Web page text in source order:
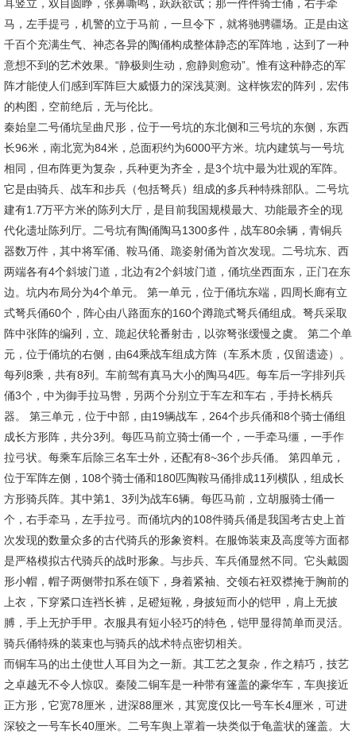
耳竖立，双目圆睁，张鼻嘶鸣，跃跃欲试；那一件件骑士俑，右手牵
马，左手提弓，机警的立于马前，一旦令下，就将驰骋疆场。正是由这
千百个充满生气、神态各异的陶俑构成整体静态的军阵地，达到了一种
意想不到的艺术效果。“静极则生动，愈静则愈动”。惟有这种静态的军
阵才能使人们感到军阵巨大威慑力的深浅莫测。这样恢宏的阵列，宏伟
的构图，空前绝后，无与伦比。
秦始皇二号俑坑呈曲尺形，位于一号坑的东北侧和三号坑的东侧，东西
长96米，南北宽为84米，总面积约为6000平方米。坑内建筑与一号坑
相同，但布阵更为复杂，兵种更为齐全，是3个坑中最为壮观的军阵。
它是由骑兵、战车和步兵（包括弩兵）组成的多兵种特殊部队。二号坑
建有1.7万平方米的陈列大厅，是目前我国规模最大、功能最齐全的现
代化遗址陈列厅。二号坑有陶俑陶马1300多件，战车80余辆，青铜兵
器数万件，其中将军俑、鞍马俑、跪姿射俑为首次发现。二号坑东、西
两端各有4个斜坡门道，北边有2个斜坡门道，俑坑坐西面东，正门在东
边。坑内布局分为4个单元。 第一单元，位于俑坑东端，四周长廊有立
式弩兵俑60个，阵心由八路面东的160个蹲跪式弩兵俑组成。弩兵采取
阵中张阵的编列，立、跪起伏轮番射击，以弥弩张缓慢之虞。 第二个单
元，位于俑坑的右侧，由64乘战车组成方阵（车系木质，仅留遗迹）。
每列8乘，共有8列。车前驾有真马大小的陶马4匹。每车后一字排列兵
俑3个，中为御手拉马辔，另两个分别立于车左和车右，手持长柄兵
器。 第三单元，位于中部，由19辆战车，264个步兵俑和8个骑士俑组
成长方形阵，共分3列。每匹马前立骑士俑一个，一手牵马缰，一手作
拉弓状。每乘车后除三名车士外，还配有8~36个步兵俑。 第四单元，
位于军阵左侧，108个骑士俑和180匹陶鞍马俑排成11列横队，组成长
方形骑兵阵。其中第1、3列为战车6辆。每匹马前，立胡服骑士俑一
个，右手牵马，左手拉弓。而俑坑内的108件骑兵俑是我国考古史上首
次发现的数量众多的古代骑兵的形象资料。在服饰装束及高度等方面都
是严格模拟古代骑兵的战时形象。与步兵、车兵俑显然不同。它头戴圆
形小帽，帽子两侧带扣系在颌下，身着紧袖、交领右衽双襟掩于胸前的
上衣，下穿紧口连裆长裤，足磴短靴，身披短而小的铠甲，肩上无披
膊，手上无护手甲。衣服具有短小轻巧的特色，铠甲显得简单而灵活。
骑兵俑特殊的装束也与骑兵的战术特点密切相关。
而铜车马的出土使世人耳目为之一新。其工艺之复杂，作之精巧，技艺
之卓越无不令人惊叹。秦陵二铜车是一种带有篷盖的豪华车，车舆接近
正方形，它宽78厘米，进深88厘米，其宽度仅比一号车长4厘米，可进
深较之一号车长40厘米。二号车舆上罩着一块类似于龟盖状的篷盖。大